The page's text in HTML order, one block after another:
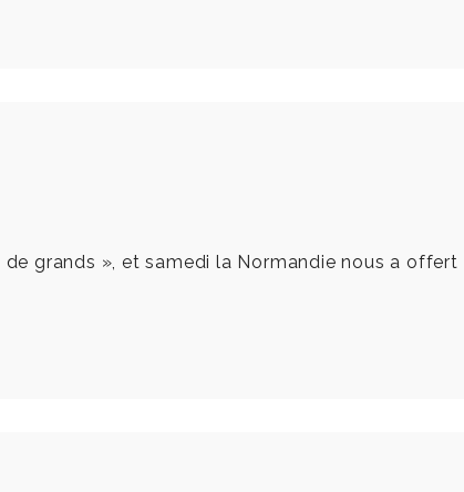
grands », et samedi la Normandie nous a